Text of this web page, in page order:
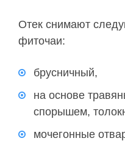
Отек снимают
фиточаи:
брусничный,
на основе
спорышем,
мочегонные